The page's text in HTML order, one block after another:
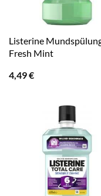
Listerine
Fresh Mint
4,49€